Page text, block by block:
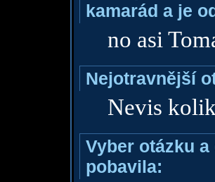
kamarád a je
no asi
Nejotravnější
Nevis
Vyber otázku
pobavila: